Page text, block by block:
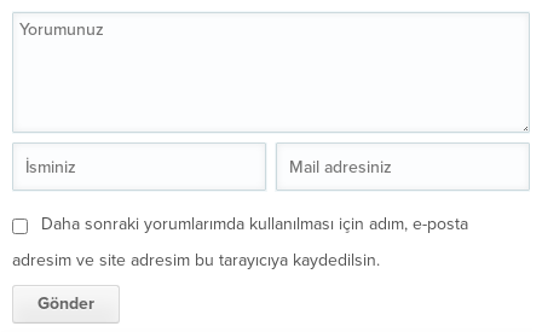
Daha sonraki yorumlarımda kullanılması için adım, e-posta
adresim ve site adresim bu tarayıcıya kaydedilsin.